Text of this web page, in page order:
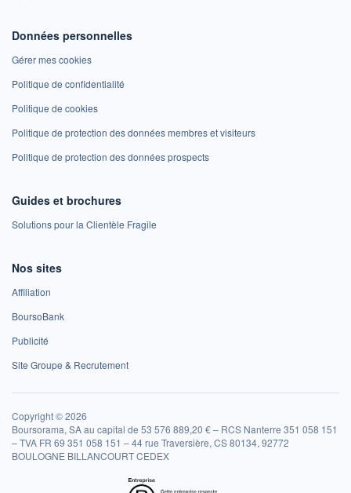
Données personnelles
Gérer mes cookies
Politique de confidentialité
Politique de cookies
Politique de protection des données membres et visiteurs
Politique de protection des données prospects
Guides et brochures
Solutions pour la Clientèle Fragile
Nos sites
Affiliation
BoursoBank
Publicité
Site Groupe & Recrutement
Copyright © 2026
Boursorama, SA au capital de 53 576 889,20 € – RCS Nanterre 351 058 151
– TVA FR 69 351 058 151 – 44 rue Traversière, CS 80134, 92772
BOULOGNE BILLANCOURT CEDEX